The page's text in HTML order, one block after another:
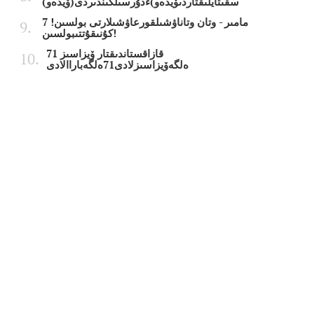
7 مامىر - وتان وتاناۋشىلقورعاۋشىلارتى بولسىن!
كۇنىقۇتتىبولسىن!
قازاقستاندىقتار ۆيزاسىز 71
ەلگەۆيزاسىزلادى71ەلگەباراالادى